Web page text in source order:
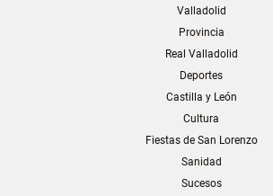
Valladolid
Provincia
Real Valladolid
Deportes
Castilla y León
Cultura
Fiestas de San Lorenzo
Sanidad
Sucesos